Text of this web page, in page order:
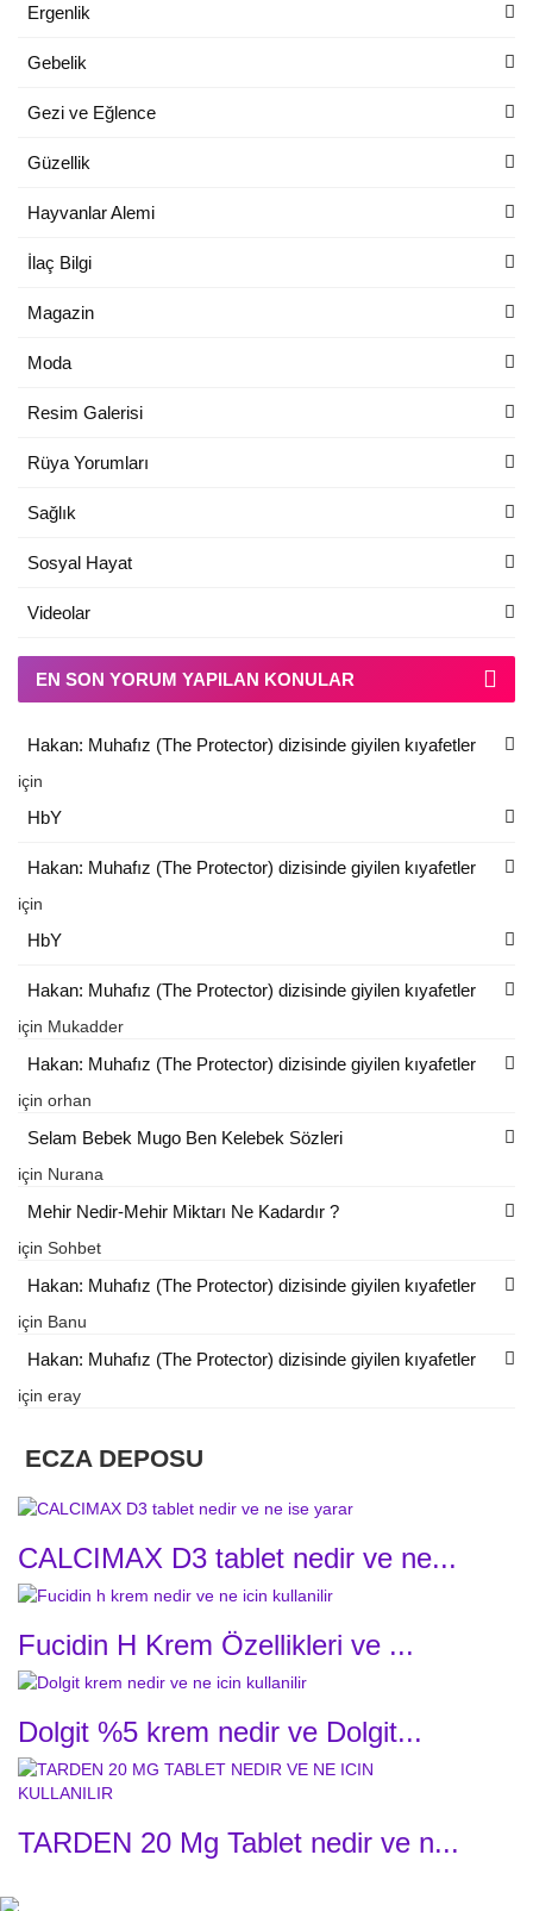
Ergenlik
Gebelik
Gezi ve Eğlence
Güzellik
Hayvanlar Alemi
İlaç Bilgi
Magazin
Moda
Resim Galerisi
Rüya Yorumları
Sağlık
Sosyal Hayat
Videolar
EN SON YORUM YAPILAN KONULAR
Hakan: Muhafız (The Protector) dizisinde giyilen kıyafetler
için
HbY
Hakan: Muhafız (The Protector) dizisinde giyilen kıyafetler
için
HbY
Hakan: Muhafız (The Protector) dizisinde giyilen kıyafetler
için Mukadder
Hakan: Muhafız (The Protector) dizisinde giyilen kıyafetler
için orhan
Selam Bebek Mugo Ben Kelebek Sözleri
için Nurana
Mehir Nedir-Mehir Miktarı Ne Kadardır ?
için Sohbet
Hakan: Muhafız (The Protector) dizisinde giyilen kıyafetler
için Banu
Hakan: Muhafız (The Protector) dizisinde giyilen kıyafetler
için eray
ECZA DEPOSU
CALCIMAX D3 tablet nedir ve ne...
Fucidin H Krem Özellikleri ve ...
Dolgit %5 krem nedir ve Dolgit...
TARDEN 20 Mg Tablet nedir ve n...